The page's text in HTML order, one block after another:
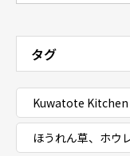
タグ
Kuwatote Kitchen
ほうれん草、ホウ